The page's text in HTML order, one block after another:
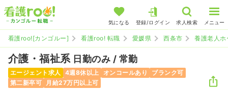
気になる 登録/ログイン 求人検索 メニュー
看護roo![カンゴルー] 看護roo! 転職 愛媛県 西条市 養護老人
介護・福祉系 日勤のみ / 常勤
エージェント求人 4週8休以上 オンコールあり
ブランク可
第二新卒可
月給27万円以上可